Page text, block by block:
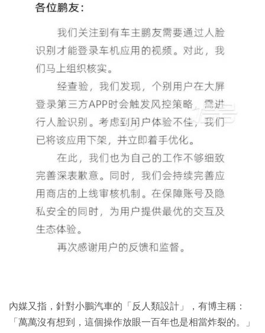
內媒又指，針對小鵬汽車的「反人類設計」，有博主稱：
「萬萬沒有想到，這個操作放眼一百年也是相當炸裂的。」